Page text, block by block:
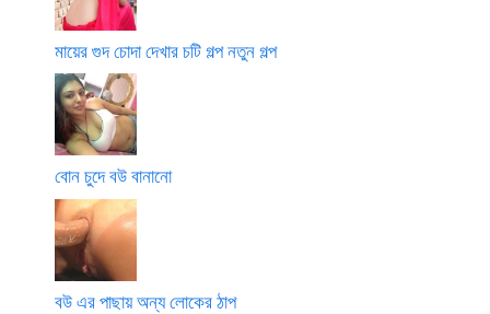
মায়ের গুদ চোদা দেখার চটি গল্প নতুন গল্প
বোন চুদে বউ বানানো
বউ এর পাছায় অন্য লোকের ঠাপ